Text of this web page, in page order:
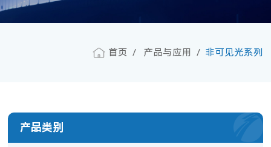
首页 产品与应用 非可见光系列
产品类别